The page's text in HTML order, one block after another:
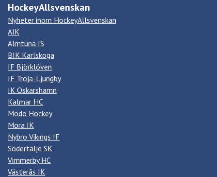
HockeyAllsvenskan
Nyheter inom HockeyAllsvenskan
AIK
Almtuna IS
BIK Karlskoga
IF Björklöven
IF Troja-Ljungby
IK Oskarshamn
Kalmar HC
Modo Hockey
Mora IK
Nybro Vikings IF
Södertälje SK
Vimmerby HC
Västerås IK